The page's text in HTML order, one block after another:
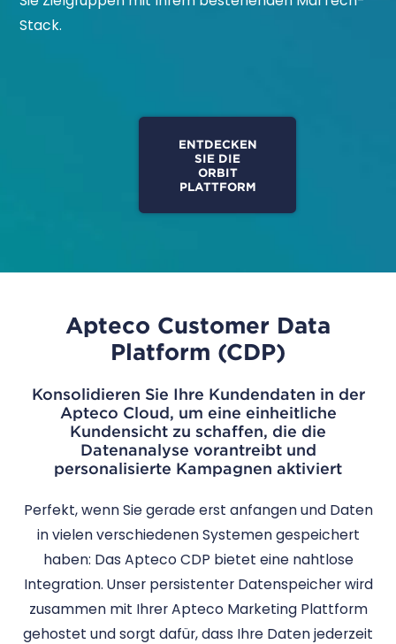
Stack.
ENTDECKEN
SIE DIE
ORBIT
PLATTFORM
Apteco Customer Data
Platform (CDP)
Konsolidieren Sie Ihre Kundendaten in der
Apteco Cloud, um eine einheitliche
Kundensicht zu schaffen, die die
Datenanalyse vorantreibt und
personalisierte Kampagnen aktiviert
Perfekt, wenn Sie gerade erst anfangen und Daten
in vielen verschiedenen Systemen gespeichert
haben: Das Apteco CDP bietet eine nahtlose
Integration. Unser persistenter Datenspeicher wird
zusammen mit Ihrer Apteco Marketing Plattform
gehostet und sorgt dafür, dass Ihre Daten jederzeit